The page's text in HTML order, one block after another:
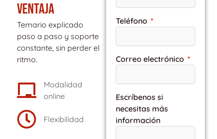
VENTAJA
Temario explicado
paso a paso y soporte
constante, sin perder el
ritmo.
Modalidad
online
Flexibilidad
Teléfono
Correo electrónico
Escríbenos si
necesitas más
información